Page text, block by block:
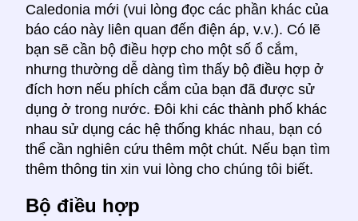
Caledonia mới (vui lòng đọc các phần khác của
báo cáo này liên quan đến điện áp, v.v.). Có lẽ
bạn sẽ cần bộ điều hợp cho một số ổ cắm,
nhưng thường dễ dàng tìm thấy bộ điều hợp ở
đích hơn nếu phích cắm của bạn đã được sử
dụng ở trong nước. Đôi khi các thành phố khác
nhau sử dụng các hệ thống khác nhau, bạn có
thể cần nghiên cứu thêm một chút. Nếu bạn tìm
thêm thông tin xin vui lòng cho chúng tôi biết.
Bộ điều hợp